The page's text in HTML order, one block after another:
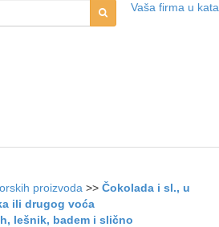
Vaša firma u
proizvoda >> Čokolada i sl., u
ili drugog voća
lešnik, badem i slično